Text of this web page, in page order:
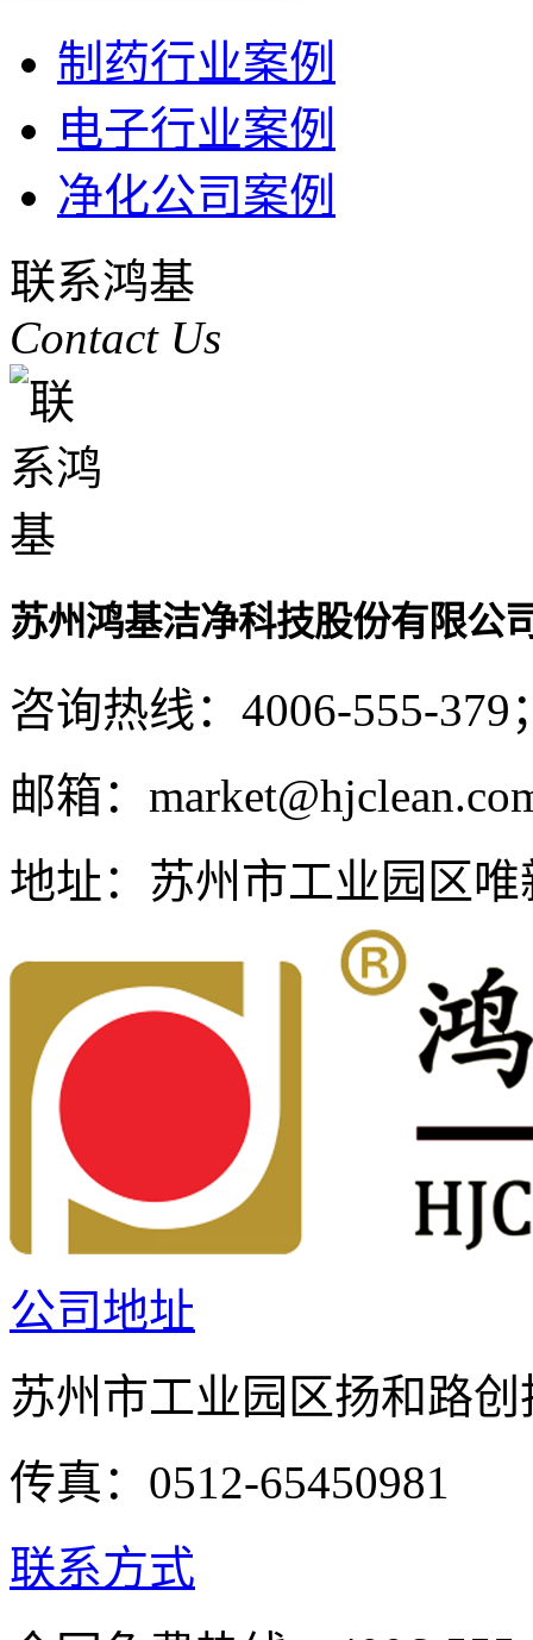
制药行业案例
电子行业案例
净化公司案例
联系鸿基
Contact Us
苏州鸿基洁净科技股份有限公
咨询热线： 4006-555-379
邮箱：
地址： 苏州市工业园区
公司地址
苏州市工业园区扬和路
传真：0512-65450981
联系方式